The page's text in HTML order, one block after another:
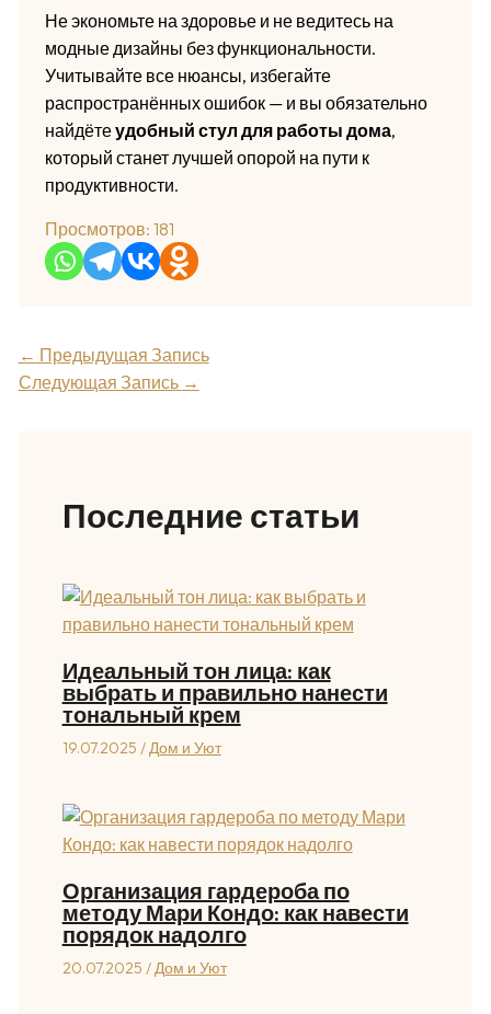
Не экономьте на здоровье и не ведитесь на
модные дизайны без функциональности.
Учитывайте все нюансы, избегайте
распространённых ошибок — и вы обязательно
найдётеудобный стул для работы дома,
который станет лучшей опорой на пути к
продуктивности.
Просмотров: 181
← Предыдущая Запись
Следующая Запись →
Последние статьи
Идеальный тон лица: как
выбрать и правильно нанести
тональный крем
19.07.2025 /Дом и Уют
Организация гардероба по
методу Мари Кондо: как навести
порядок надолго
20.07.2025 /Дом и Уют